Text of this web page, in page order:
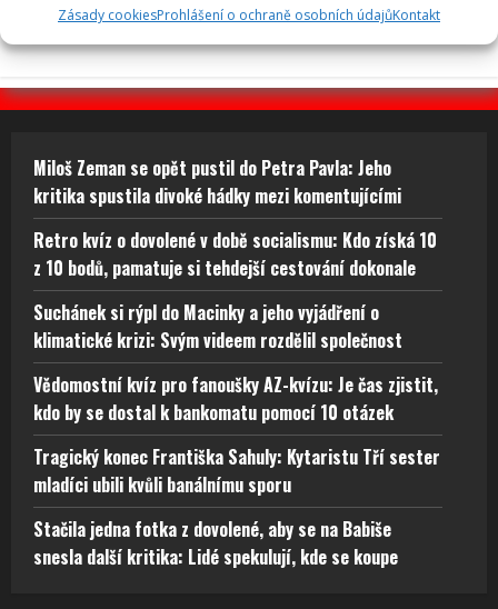
Zásady cookiesProhlášení o ochraně osobních údajůKontakt
Miloš Zeman se opět pustil do Petra Pavla: Jeho
kritika spustila divoké hádky mezi komentujícími
Retro kvíz o dovolené v době socialismu: Kdo získá 10
z 10 bodů, pamatuje si tehdejší cestování dokonale
Suchánek si rýpl do Macinky a jeho vyjádření o
klimatické krizi: Svým videem rozdělil společnost
Vědomostní kvíz pro fanoušky AZ-kvízu: Je čas zjistit,
kdo by se dostal k bankomatu pomocí 10 otázek
Tragický konec Františka Sahuly: Kytaristu Tří sester
mladíci ubili kvůli banálnímu sporu
Stačila jedna fotka z dovolené, aby se na Babiše
snesla další kritika: Lidé spekulují, kde se koupe